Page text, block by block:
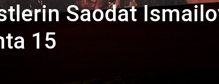
Saodat
15